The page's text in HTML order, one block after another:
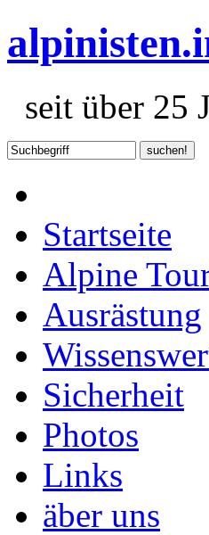
seit über 25
Startseite
Alpine
Ausrästung
Sicherheit
Photos
Links
äber uns